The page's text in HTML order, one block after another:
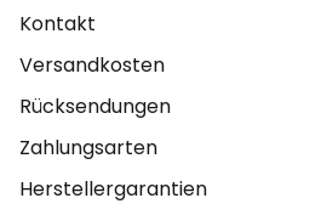
Kontakt
Versandkosten
Rücksendungen
Zahlungsarten
Herstellergarantien